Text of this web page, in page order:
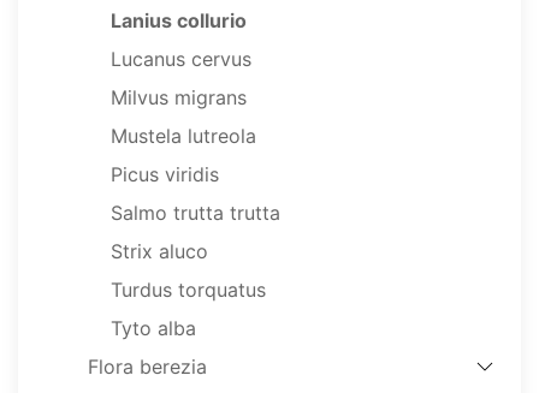
Lanius collurio
Lucanus cervus
Milvus migrans
Mustela lutreola
Picus viridis
Salmo trutta trutta
Strix aluco
Turdus torquatus
Tyto alba
Flora berezia